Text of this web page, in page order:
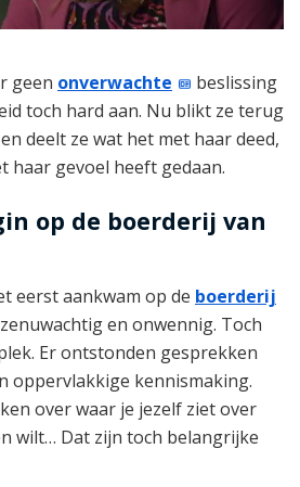
geen onverwachte
beslissing
toch hard aan. Nu blikt ze terug
deelt ze wat het met haar deed,
haar gevoel heeft gedaan.
op de boerderij van
eerst aankwam op de boerderij
en onwennig. Toch
Er ontstonden gesprekken
oppervlakkige kennismaking.
over waar je jezelf ziet over
wilt… Dat zijn toch belangrijke